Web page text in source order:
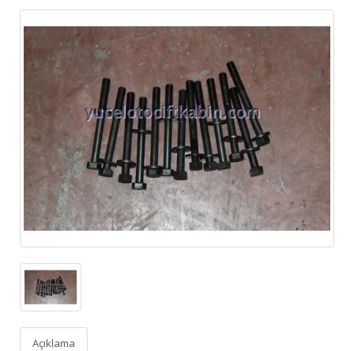
Açıklama